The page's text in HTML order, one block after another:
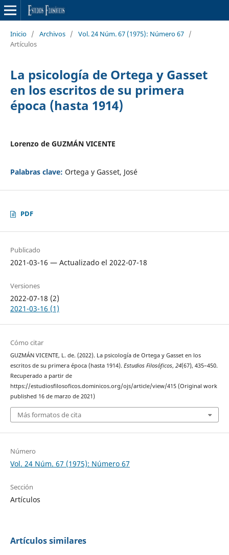
Inicio / Archivos / Vol. 24 Núm. 67 (1975): Número 67 /
Artículos
La psicología de Ortega y Gasset
en los escritos de su primera
época (hasta 1914)
Lorenzo de GUZMÁN VICENTE
Palabras clave: Ortega y Gasset, José
PDF
Publicado
2021-03-16 — Actualizado el 2022-07-18
Versiones
2022-07-18 (2)
2021-03-16 (1)
Cómo citar
GUZMÁN VICENTE, L. de. (2022). La psicología de Ortega y Gasset en los
escritos de su primera época (hasta 1914). Estudios Filosóficos, 24(67), 435–450.
Recuperado a partir de
https://estudiosfilosoficos.dominicos.org/ojs/article/view/415 (Original work
published 16 de marzo de 2021)
Más formatos de cita
Número
Vol. 24 Núm. 67 (1975): Número 67
Sección
Artículos
Artículos similares